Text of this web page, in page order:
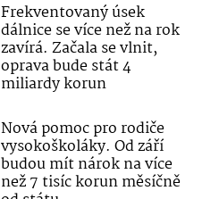
Frekventovaný úsek
dálnice se více než na rok
zavírá. Začala se vlnit,
oprava bude stát 4
miliardy korun
Nová pomoc pro rodiče
vysokoškoláky. Od září
budou mít nárok na více
než 7 tisíc korun měsíčně